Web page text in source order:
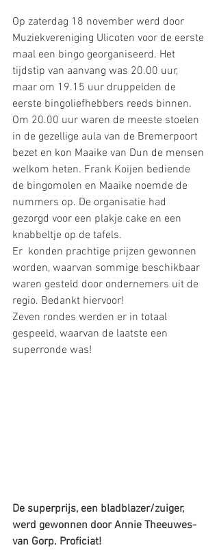
Op zaterdag 18 november werd door
Muziekvereniging Ulicoten voor de eerste
maal een bingo georganiseerd. Het
tijdstip van aanvang was 20.00 uur,
maar om 19.15 uur druppelden de
eerste bingoliefhebbers reeds binnen.
Om 20.00 uur waren de meeste stoelen
in de gezellige aula van de Bremerpoort
bezet en kon Maaike van Dun de mensen
welkom heten. Frank Koijen bediende
de bingomolen en Maaike noemde de
nummers op. De organisatie had
gezorgd voor een plakje cake en een
knabbeltje op de tafels.
Er  konden prachtige prijzen gewonnen
worden, waarvan sommige beschikbaar
waren gesteld door ondernemers uit de
regio. Bedankt hiervoor!
Zeven rondes werden er in totaal
gespeeld, waarvan de laatste een
superronde was!
De superprijs, een bladblazer/zuiger,
werd gewonnen door Annie Theeuwes-
van Gorp. Proficiat!